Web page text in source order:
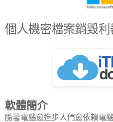
個人機密檔案銷毀
軟體簡介
隨著電腦愈進步人們愈依賴電